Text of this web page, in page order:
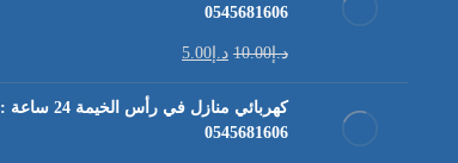
0545681606
د.إ10.00 د.إ 5.00
كهربائي منازل في رأس الخيمة 24 ساعة :
0545681606